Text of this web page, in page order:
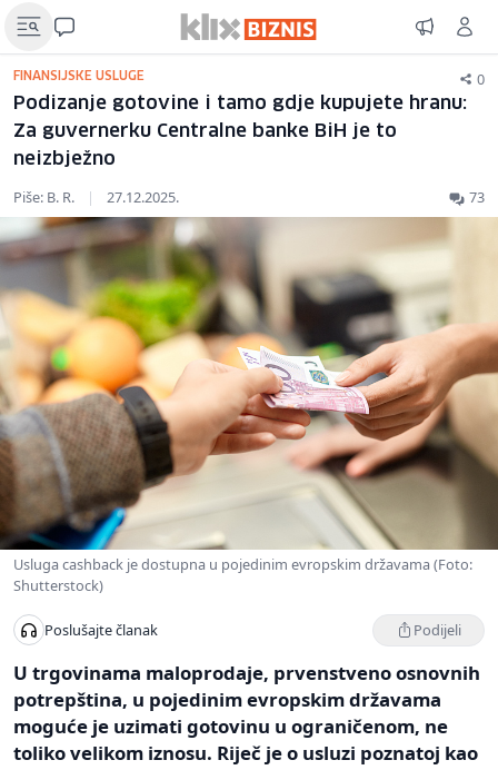
FINANSIJSKE USLUGE 0
Podizanje gotovine i tamo gdje kupujete hranu:
Za guvernerku Centralne banke BiH je to
neizbježno
Piše: B. R. | 27.12.2025. 73
Usluga cashback je dostupna u pojedinim evropskim državama (Foto:
Shutterstock)
Poslušajte članak Podijeli
U trgovinama maloprodaje, prvenstveno osnovnih
potrepština, u pojedinim evropskim državama
moguće je uzimati gotovinu u ograničenom, ne
toliko velikom iznosu. Riječ je o usluzi poznatoj kao